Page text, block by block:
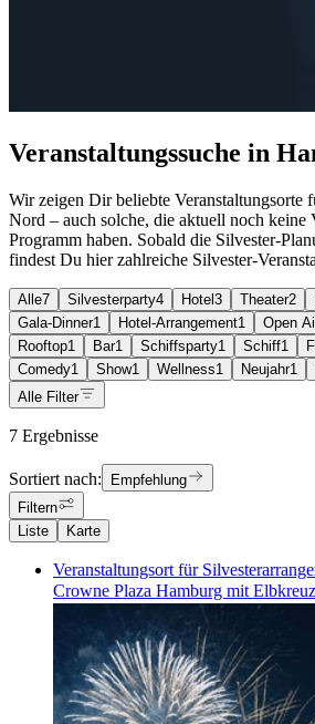
Veranstaltungssuche in
Wir zeigen Dir beliebte Veranstaltungsorte
Nord – auch solche, die aktuell noch keine
Programm haben. Sobald die Silvester-
findest Du hier zahlreiche Silvester-
Alle7 Silvesterparty4 Hotel 3 Theater2
Gala-Dinner1 Hotel-Arrangement1 Open
Rooftop1 Bar1 Schiffsparty1 Schiff1
Comedy1 Show1 Wellness1 Neujahr1
Alle Filter
7 Ergebnisse
Sortiert nach:
Empfehlung
Filtern
Liste
Karte
Veranstaltungsort für
Crowne Plaza Hamburg mit